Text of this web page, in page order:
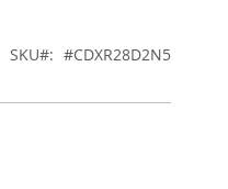
SKU #CDXR28D2N5